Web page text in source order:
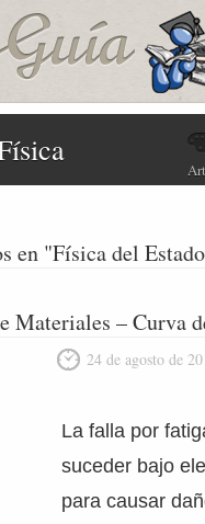
en "Física del
Materiales – Curva
24 de agosto de
La falla por
suceder bajo
para causar